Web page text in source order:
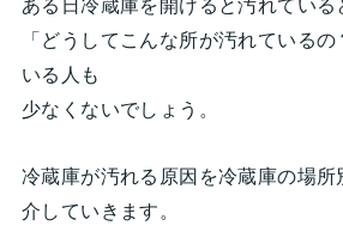
ある日冷蔵庫を開けると汚れている
「どうしてこんな所が汚れている
いる人も
少なくないでしょう。
冷蔵庫が汚れる原因を冷蔵庫の場
介していきます。